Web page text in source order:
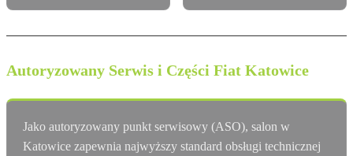
Autoryzowany Serwis i Części Fiat Katowice
Jako autoryzowany punkt serwisowy (ASO), salon w
Katowice zapewnia najwyższy standard obsługi technicznej